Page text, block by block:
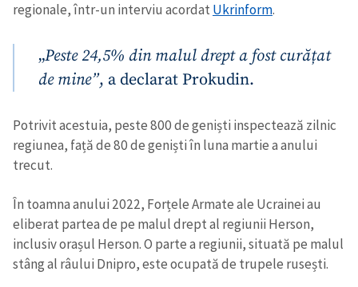
regionale, într-un interviu acordat Ukrinform.
„Peste 24,5% din malul drept a fost curățat
de mine”, a declarat Prokudin.
Potrivit acestuia, peste 800 de geniști inspectează zilnic
regiunea, față de 80 de geniști în luna martie a anului
trecut.
În toamna anului 2022, Forțele Armate ale Ucrainei au
eliberat partea de pe malul drept al regiunii Herson,
inclusiv orașul Herson. O parte a regiunii, situată pe malul
stâng al râului Dnipro, este ocupată de trupele rusești.